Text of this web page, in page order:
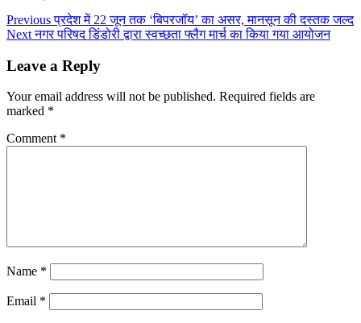
Continue
Reading
Previousप्रदेश में 22 जून तक ‘बिपरजॉय’ का असर, मानसून की दस्तक जल्द
Nextनगर परिषद डिंडोरी द्वारा स्वच्छता फ्लैग मार्च का किया गया आयोजन
Leave a Reply
Your email address will not be published. Required fields are
marked *
Comment *
Name *
Email *